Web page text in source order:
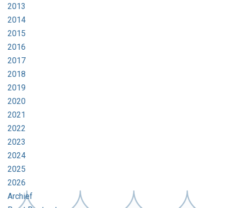
2013
2014
2015
2016
2017
2018
2019
2020
2021
2022
2023
2024
2025
2026
Archief